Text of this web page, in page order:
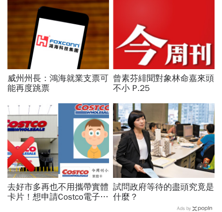
威州州長：鴻海就業支票可
能再度跳票
曾素芬緋聞對象林命嘉來頭
不小 P.25
去好市多再也不用攜帶實體
卡片！想申請Costco電子會
試問政府等待的盡頭究竟是
什麼？
Ads by